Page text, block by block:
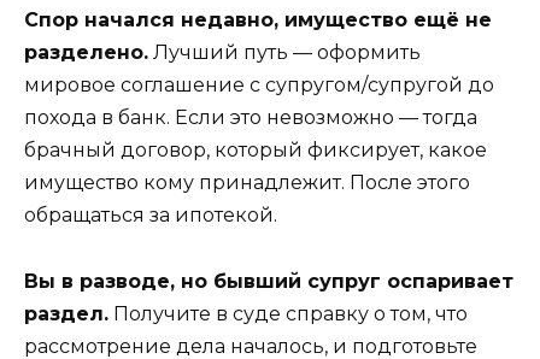
Спор начался недавно, имущество ещё не
разделено. Лучший путь — оформить
мировое соглашение с супругом/супругой до
похода в банк. Если это невозможно — тогда
брачный договор, который фиксирует, какое
имущество кому принадлежит. После этого
обращаться за ипотекой.
Вы в разводе, но бывший супруг оспаривает
раздел. Получите в суде справку о том, что
рассмотрение дела началось, и подготовьте